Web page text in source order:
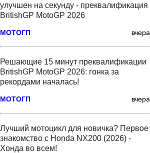
улучшен на секунду - преквалификация
BritishGP MotoGP 2026
МОТОГП вчера
Решающие 15 минут преквалификации
BritishGP MotoGP 2026: гонка за
рекордами началась!
МОТОГП вчера
Лучший мотоцикл для новичка? Первое
знакомство с Honda NX200 (2026) -
Хонда во всем!